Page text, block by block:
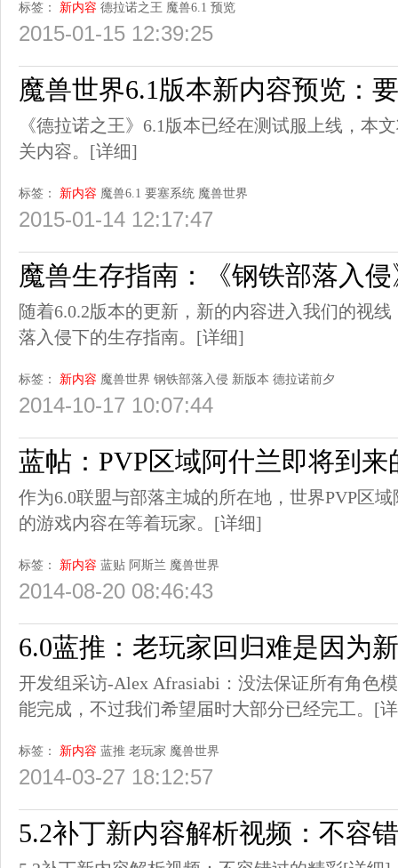
标签： 新内容 德拉诺之王 魔兽6.1 预览
2015-01-15 12:39:25
魔兽世界6.1版本新内容预览：
《德拉诺之王》6.1版本已经在测试服上线，本
关内容。 [详细]
标签： 新内容 魔兽6.1 要塞系统 魔兽世界
2015-01-14 12:17:47
魔兽生存指南：《钢铁部落入
随着6.0.2版本的更新，新的内容进入我们的视
落入侵下的生存指南。 [详细]
标签： 新内容 魔兽世界 钢铁部落入侵 新版本 德拉诺前夕
2014-10-17 10:07:44
蓝帖：PVP区域阿什兰即将到来
作为6.0联盟与部落主城的所在地，世界PVP区
的游戏内容在等着玩家。 [详细]
标签： 新内容 蓝贴 阿斯兰 魔兽世界
2014-08-20 08:46:43
6.0蓝推：老玩家回归难是因为
开发组采访-Alex Afrasiabi：没法保证所有角色
能完成，不过我们希望届时大部分已经完工。 [
标签： 新内容 蓝推 老玩家 魔兽世界
2014-03-27 18:12:57
5.2补丁新内容解析视频：不容